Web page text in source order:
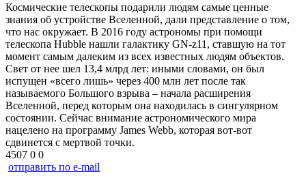
Космические телескопы подарили людям самые ценные
знания об устройстве Вселенной, дали представление о том,
что нас окружает. В 2016 году астрономы при помощи
телескопа Hubble нашли галактику GN-z11, ставшую на тот
момент самым далеким из всех известных людям объектов.
Свет от нее шел 13,4 млрд лет: иными словами, он был
испущен «всего лишь» через 400 млн лет после так
называемого Большого взрыва – начала расширения
Вселенной, перед которым она находилась в сингулярном
состоянии. Сейчас внимание астрономического мира
нацелено на программу James Webb, которая вот-вот
сдвинется с мертвой точки.
4507 0 0
отправить по e-mail